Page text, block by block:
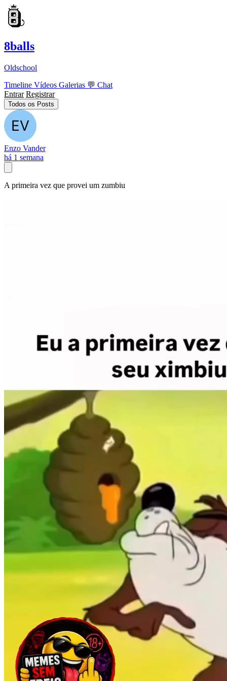
8balls
Oldschool
Timeline Vídeos Galerias 💬 Chat
Entrar Registrar
Todos os Posts
Enzo Vander
há 1 semana
A primeira vez que provei um zumbiu